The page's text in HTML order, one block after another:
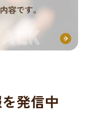
発信中